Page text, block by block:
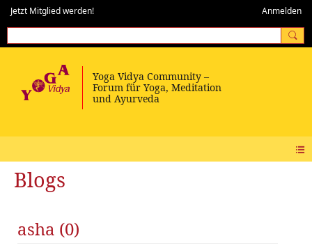
Jetzt Mitglied werden! Anmelden
Blogs
asha (0)